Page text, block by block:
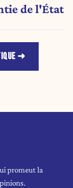
de l'État
promeut la